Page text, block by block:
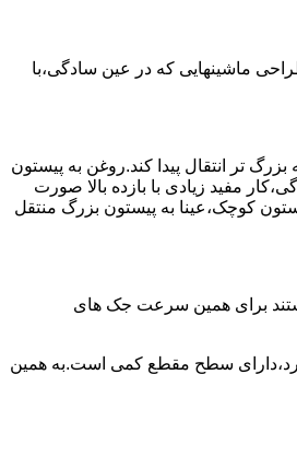
ماشینهایی که در عین سادگی،با
تر انتقال پیدا کند.روغن به پیستون
مفید زیادی با بازده بالا صورت
کوچک،عینا به پیستون بزرگ منتقل
برای همین سرعت جک های
سطح مقطع کمی است.به همین